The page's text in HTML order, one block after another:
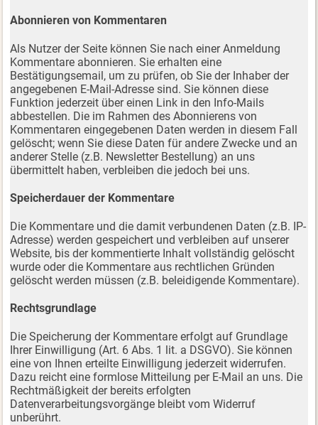
Abonnieren von Kommentaren
Als Nutzer der Seite können Sie nach einer Anmeldung
Kommentare abonnieren. Sie erhalten eine
Bestätigungsemail, um zu prüfen, ob Sie der Inhaber der
angegebenen E-Mail-Adresse sind. Sie können diese
Funktion jederzeit über einen Link in den Info-Mails
abbestellen. Die im Rahmen des Abonnierens von
Kommentaren eingegebenen Daten werden in diesem Fall
gelöscht; wenn Sie diese Daten für andere Zwecke und an
anderer Stelle (z.B. Newsletter Bestellung) an uns
übermittelt haben, verbleiben die jedoch bei uns.
Speicherdauer der Kommentare
Die Kommentare und die damit verbundenen Daten (z.B. IP-
Adresse) werden gespeichert und verbleiben auf unserer
Website, bis der kommentierte Inhalt vollständig gelöscht
wurde oder die Kommentare aus rechtlichen Gründen
gelöscht werden müssen (z.B. beleidigende Kommentare).
Rechtsgrundlage
Die Speicherung der Kommentare erfolgt auf Grundlage
Ihrer Einwilligung (Art. 6 Abs. 1 lit. a DSGVO). Sie können
eine von Ihnen erteilte Einwilligung jederzeit widerrufen.
Dazu reicht eine formlose Mitteilung per E-Mail an uns. Die
Rechtmäßigkeit der bereits erfolgten
Datenverarbeitungsvorgänge bleibt vom Widerruf
unberührt.